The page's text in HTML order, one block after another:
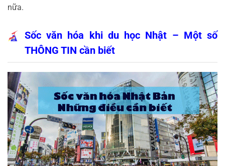
nữa.
Sốc văn hóa khi du học Nhật – Một số
THÔNG TIN cần biết